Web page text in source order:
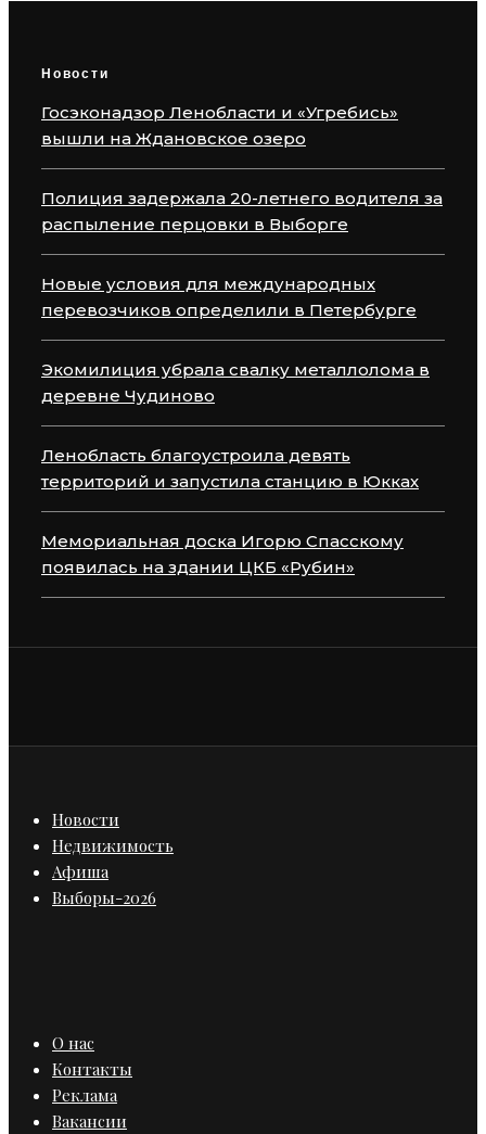
Новости
Госэконадзор Ленобласти и «Угребись»
вышли на Ждановское озеро
Полиция задержала 20-летнего водителя за
распыление перцовки в Выборге
Новые условия для международных
перевозчиков определили в Петербурге
Экомилиция убрала свалку металлолома в
деревне Чудиново
Ленобласть благоустроила девять
территорий и запустила станцию в Юкках
Мемориальная доска Игорю Спасскому
появилась на здании ЦКБ «Рубин»
Новости
Недвижимость
Афиша
Выборы-2026
О нас
Контакты
Реклама
Вакансии